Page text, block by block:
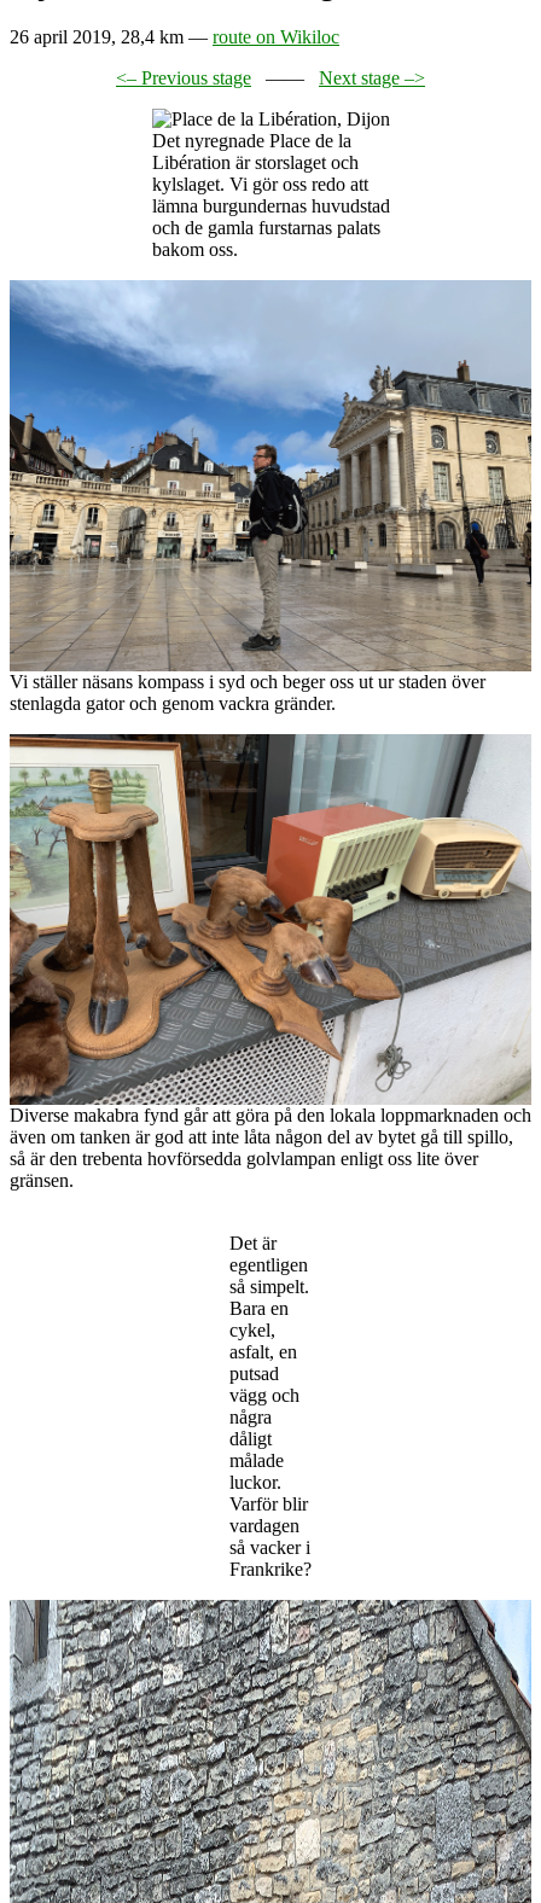
26 april 2019, 28,4 km — route on Wikiloc
<– Previous stage —— Next stage –>
Det nyregnade Place de la
Libération är storslaget och
kylslaget. Vi gör oss redo att
lämna burgundernas huvudstad
och de gamla furstarnas palats
bakom oss.
Vi ställer näsans kompass i syd och beger oss ut ur staden över
stenlagda gator och genom vackra gränder.
Diverse makabra fynd går att göra på den lokala loppmarknaden och
även om tanken är god att inte låta någon del av bytet gå till spillo,
så är den trebenta hovförsedda golvlampan enligt oss lite över
gränsen.
Det är
egentligen
så simpelt.
Bara en
cykel,
asfalt, en
putsad
vägg och
några
dåligt
målade
luckor.
Varför blir
vardagen
så vacker i
Frankrike?